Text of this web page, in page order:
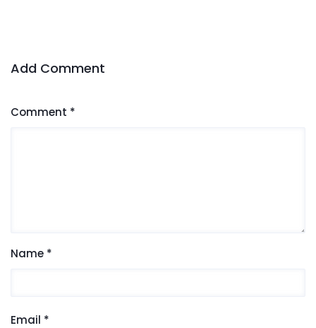
Add Comment
Comment *
Name *
Email *